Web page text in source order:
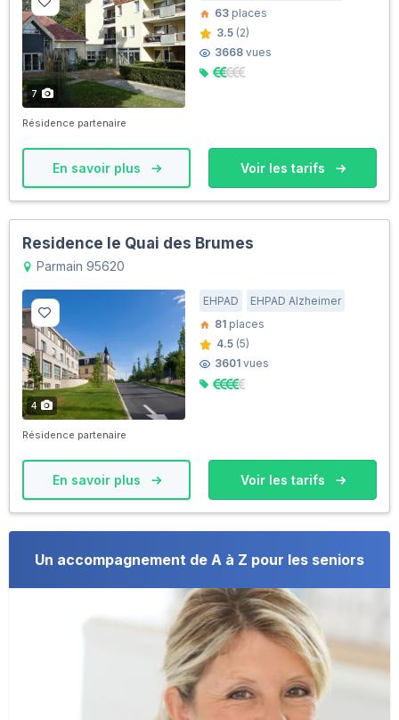
7
63 places
3.5 (2)
3668 vues
Résidence partenaire
En savoir plus Voir les tarifs
Residence le Quai des Brumes
Parmain 95620
4
EHPAD
EHPAD Alzheimer
81 places
4.5 (5)
3601 vues
Résidence partenaire
En savoir plus Voir les tarifs
Un accompagnement de A à Z pour les seniors